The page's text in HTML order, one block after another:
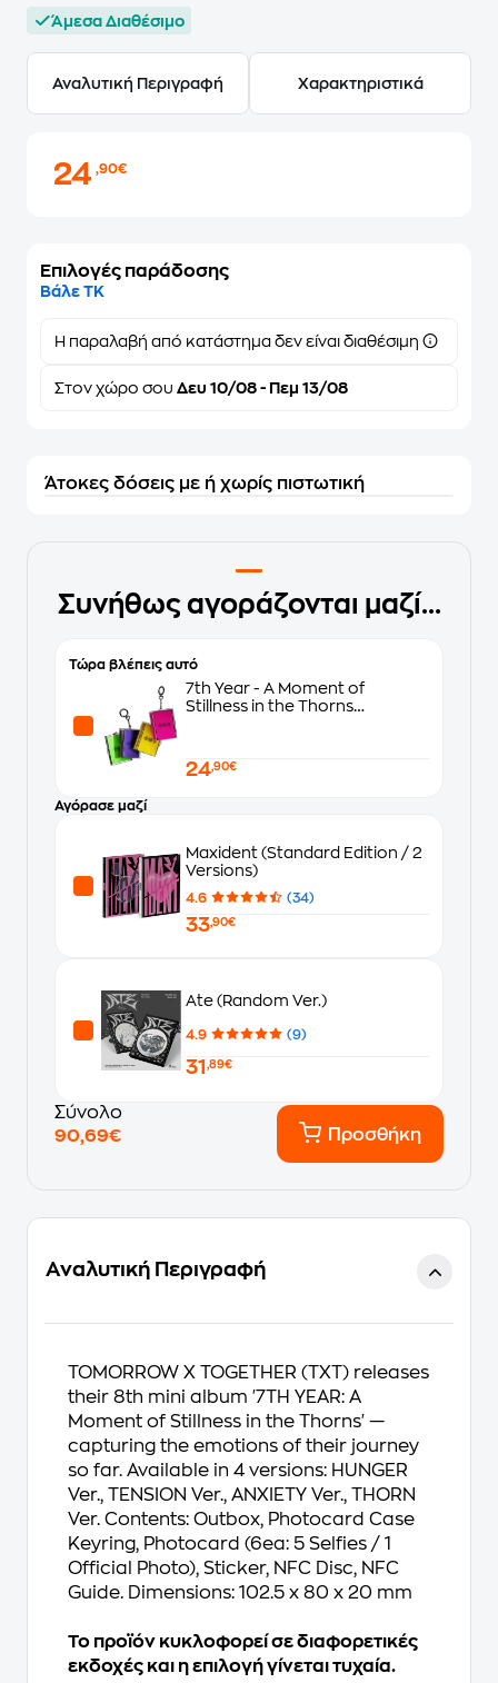
Άμεσα Διαθέσιμο
Αναλυτική Περιγραφή Χαρακτηριστικά
24,90€
Επιλογές παράδοσης
Βάλε ΤΚ
Η παραλαβή από κατάστημα δεν είναι διαθέσιμη
Στον χώρο σου Δευ 10/08 - Πεμ 13/08
Άτοκες δόσεις με ή χωρίς πιστωτική
Συνήθως αγοράζονται μαζί...
Τώρα βλέπεις αυτό
7th Year - A Moment of
Stillness in the Thorns
24,90€
Αγόρασε μαζί
Maxident (Standard Edition / 2
Versions)
4.6 (34)
33,90€
Ate (Random Ver.)
4.9 (9)
31 ,89€
Σύνολο
90,69€
Προσθήκη
Αναλυτική Περιγραφή
TOMORROW X TOGETHER (TXT) releases
their 8th mini album '7TH YEAR: A
Moment of Stillness in the Thorns' —
capturing the emotions of their journey
so far. Available in 4 versions: HUNGER
Ver., TENSION Ver., ANXIETY Ver., THORN
Ver. Contents: Outbox, Photocard Case
Keyring, Photocard (6ea: 5 Selfies / 1
Official Photo), Sticker, NFC Disc, NFC
Guide. Dimensions: 102.5 x 80 x 20 mm
Το προϊόν κυκλοφορεί σε διαφορετικές
εκδοχές και η επιλογή γίνεται τυχαία.